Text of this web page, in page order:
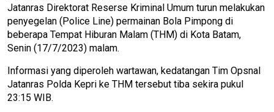
Jatanras Direktorat Reserse Kriminal Umum turun melakukan
penyegelan (Police Line) permainan Bola Pimpong di
beberapa Tempat Hiburan Malam (THM) di Kota Batam,
Senin (17/7/2023) malam.
Informasi yang diperoleh wartawan, kedatangan Tim Opsnal
Jatanras Polda Kepri ke THM tersebut tiba sekira pukul
23:15 WIB.